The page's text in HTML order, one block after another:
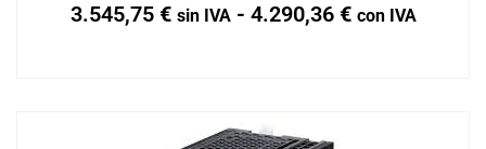
3.545,75 € sin IVA- 4.290,36 € con IVA